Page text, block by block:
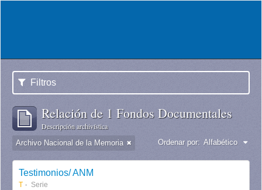
Filtros
Relación de 1 Fondos Documentales
Descripción archivística
Archivo Nacional de la Memoria Ordenar por: Alfabético
Testimonios/ ANM
T Serie